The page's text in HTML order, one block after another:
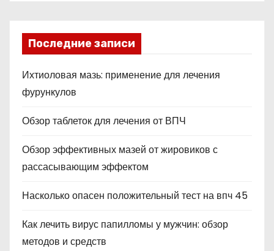
Последние записи
Ихтиоловая мазь: применение для лечения
фурункулов
Обзор таблеток для лечения от ВПЧ
Обзор эффективных мазей от жировиков с
рассасывающим эффектом
Насколько опасен положительный тест на впч 45
Как лечить вирус папилломы у мужчин: обзор
методов и средств